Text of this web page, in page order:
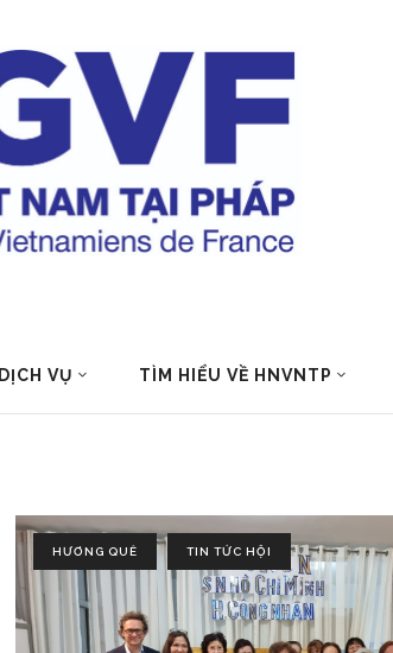
DỊCH VỤ TÌM HIỂU VỀ HNVNTP
HƯƠNG QUÊ TIN TỨC HỘI